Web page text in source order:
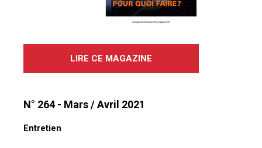
N° 264 - Mars / Avril 2021
Entretien
LIRE CE MAGAZINE